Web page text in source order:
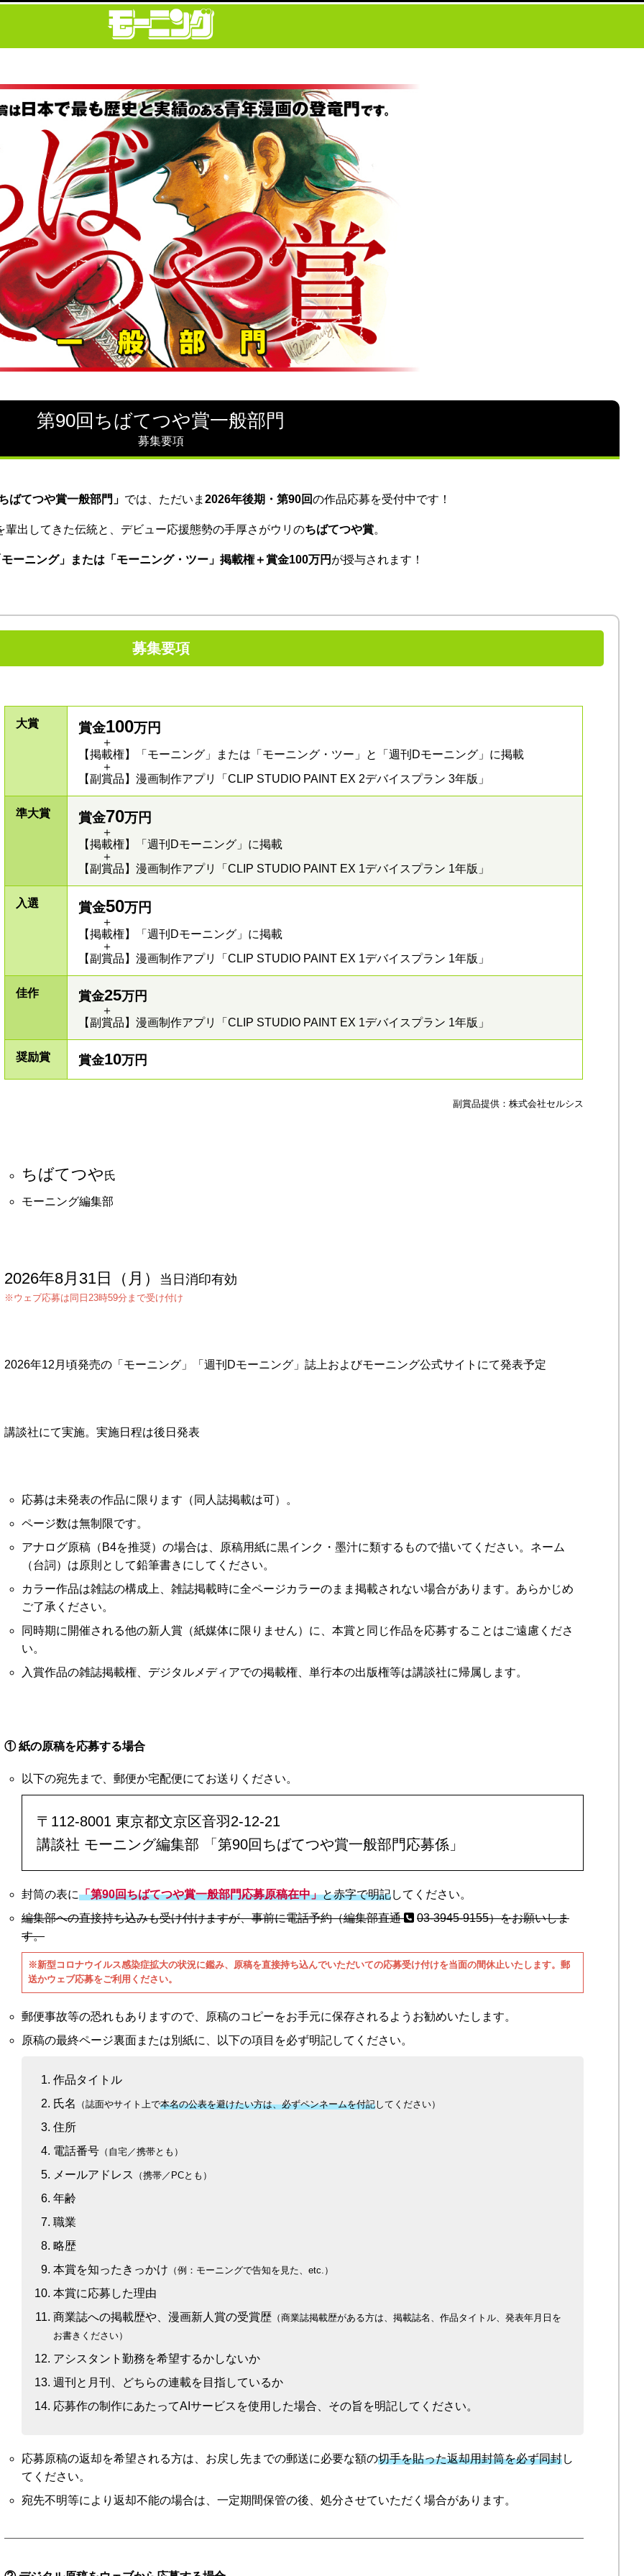
第90回ちばてつや賞一般部門
募集要項
ばてつや賞一般部門」 では、 ただいま 2026年後期・第90回の作品応募を受付中です！
輩出してきた伝統と、デビュー応援態勢の手厚さがウリのちばてつや賞。
ーニング」または 「モーニング・ツー」掲載権＋賞金100万円 が授与されます！
募集要項
大賞 賞金100万円
＋
【掲載権】「モーニング」または「モーニング・ツー」と「週刊Dモーニング」に掲載
＋
【副賞品】漫画制作アプリ「CLIP STUDIO PAINT EX 2デバイスプラン 3年版」
準大賞 賞金70万円
＋
【掲載権】「週刊Dモーニング」に掲載
＋
【副賞品】漫画制作アプリ「CLIP STUDIO PAINT EX 1デバイスプラン 1年版」
入選 賞金50万円
＋
【掲載権】「週刊Dモーニング」に掲載
＋
【副賞品】漫画制作アプリ「CLIP STUDIO PAINT EX 1デバイスプラン 1年版」
佳作 賞金25万円
＋
【副賞品】漫画制作アプリ「CLIP STUDIO PAINT EX 1デバイスプラン 1年版」
奨励賞 賞金10万円
副賞品提供：株式会社セルシス
ちばてつや氏
モーニング編集部
2026年8月31日（月） 当日消印有効
※ウェブ応募は同日23時59分まで受け付け
2026年12月頃発売の「モーニング」「週刊Dモーニング」誌上およびモーニング公式サイトにて発表予定
講談社にて実施。実施日程は後日発表
応募は未発表の作品に限ります（同人誌掲載は可）。
ページ数は無制限です。
アナログ原稿（B4を推奨）の場合は、原稿用紙に黒インク・墨汁に類するもので描いてください。ネーム
（台詞）は原則として鉛筆書きにしてください。
カラー作品は雑誌の構成上、雑誌掲載時に全ページカラーのまま掲載されない場合があります。あらかじめ
ご了承ください。
同時期に開催される他の新人賞（紙媒体に限りません）に、本賞と同じ作品を応募することはご遠慮くださ
い。
入賞作品の雑誌掲載権、デジタルメディアでの掲載権、単行本の出版権等は講談社に帰属します。
① 紙の原稿を応募する場合
以下の宛先まで、郵便か宅配便にてお送りください。
〒112-8001 東京都文京区音羽2-12-21
講談社 モーニング編集部 「第90回ちばてつや賞一般部門応募係」
封筒の表に「第90回ちばてつや賞一般部門応募原稿在中」と赤字で明記してください。
編集部への直接持ち込みも受け付けますが、事前に電話予約（編集部直通
03-3945-9155）をお願いしま
す。
※新型コロナウイルス感染症拡大の状況に鑑み、原稿を直接持ち込んでいただいての応募受け付けを当面の間休止いたします。郵
送かウェブ応募をご利用ください。
郵便事故等の恐れもありますので、原稿のコピーをお手元に保存されるようお勧めいたします。
原稿の最終ページ裏面または別紙に、以下の項目を必ず明記してください。
作品タイトル
氏名
（誌面やサイト上で本名の公表を避けたい方は、必ずペンネームを付記してください）
住所
電話番号 （自宅／携帯とも）
メールアドレス （携帯／PCとも）
年齢
職業
略歴
本賞を知ったきっかけ （例：モーニングで告知を見た、etc.）
本賞に応募した理由
商業誌への掲載歴や、漫画新人賞の受賞歴 （商業誌掲載歴がある方は、掲載誌名、作品タイトル、発表年月日を
お書きください）
アシスタント勤務を希望するかしないか
週刊と月刊、どちらの連載を目指しているか
応募作の制作にあたってAIサービスを使用した場合、その旨を明記してください。
応募原稿の返却を希望される方は、お戻し先までの郵送に必要な額の切手を貼った返却用封筒を必ず同封し
てください。
宛先不明等により返却不能の場合は、一定期間保管の後、処分させていただく場合があります。